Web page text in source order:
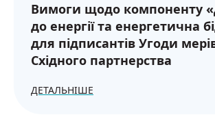
Вимоги щодо компоненту
до енергії та енергетична
для підписантів Угоди
Східного партнерства
ДЕТАЛЬНІШЕ